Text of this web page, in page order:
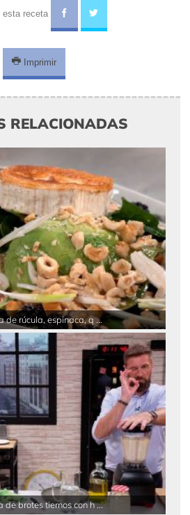
esta receta
Imprimir
RELACIONADAS
de rúcula, espinaca, q ...
de brotes tiernos con h ...